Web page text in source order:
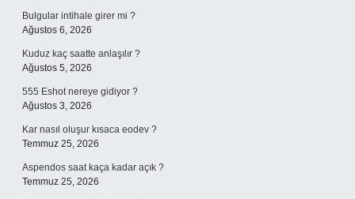
Bulgular intihale girer mi ?
Ağustos 6, 2026
Kuduz kaç saatte anlaşılır ?
Ağustos 5, 2026
555 Eshot nereye gidiyor ?
Ağustos 3, 2026
Kar nasıl oluşur kısaca eodev ?
Temmuz 25, 2026
Aspendos saat kaça kadar açık ?
Temmuz 25, 2026